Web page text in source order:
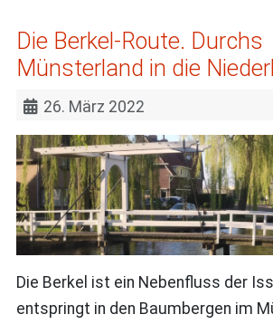
Die Berkel-Route. Durchs
Münsterland in die
26. März 2022
Die Berkel ist ein Nebenfluss der
entspringt in den Baumbergen im